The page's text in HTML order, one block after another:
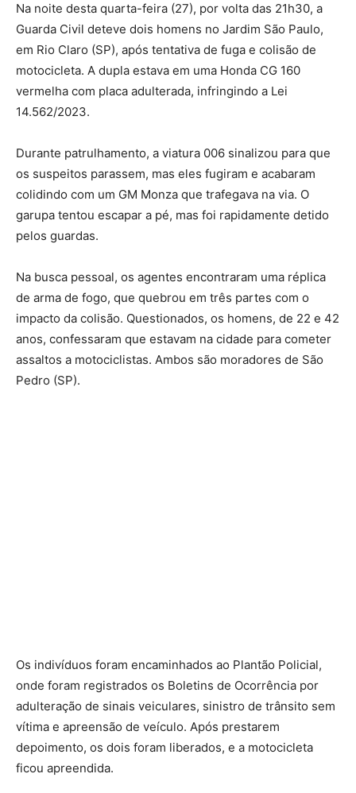
Na noite desta quarta-feira (27), por volta das 21h30, a
Guarda Civil deteve dois homens no Jardim São Paulo,
em Rio Claro (SP), após tentativa de fuga e colisão de
motocicleta. A dupla estava em uma Honda CG 160
vermelha com placa adulterada, infringindo a Lei
14.562/2023.
Durante patrulhamento, a viatura 006 sinalizou para que
os suspeitos parassem, mas eles fugiram e acabaram
colidindo com um GM Monza que trafegava na via. O
garupa tentou escapar a pé, mas foi rapidamente detido
pelos guardas.
Na busca pessoal, os agentes encontraram uma réplica
de arma de fogo, que quebrou em três partes com o
impacto da colisão. Questionados, os homens, de 22 e 42
anos, confessaram que estavam na cidade para cometer
assaltos a motociclistas. Ambos são moradores de São
Pedro (SP).
Os indivíduos foram encaminhados ao Plantão Policial,
onde foram registrados os Boletins de Ocorrência por
adulteração de sinais veiculares, sinistro de trânsito sem
vítima e apreensão de veículo. Após prestarem
depoimento, os dois foram liberados, e a motocicleta
ficou apreendida.